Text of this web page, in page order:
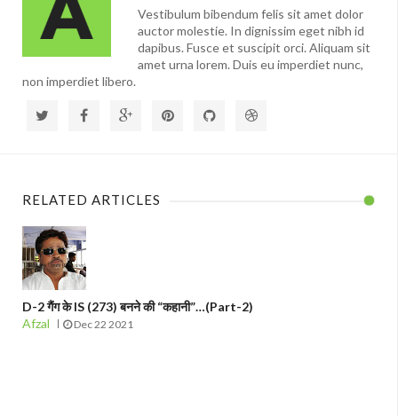
Vestibulum bibendum felis sit amet dolor
auctor molestie. In dignissim eget nibh id
dapibus. Fusce et suscipit orci. Aliquam sit
amet urna lorem. Duis eu imperdiet nunc,
non imperdiet libero.
RELATED ARTICLES
D-2 गैंग के IS (273) बनने की “कहानी”…(Part-2)
Afzal
Dec 22 2021